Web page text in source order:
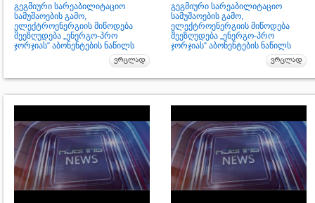
გეგმიური სარეაბილიტაციო
სამუშაოების გამო,
ელექტროენერგიის მიწოდება
შეეზღუდება „ენერგო-პრო
ჯორჯიას“ აბონენტების ნაწილს
გეგმიური სარეაბილიტაციო
სამუშაოების გამო,
ელექტროენერგიის მიწოდება
შეეზღუდება „ენერგო-პრო
ჯორჯიას“ აბონენტების ნაწილს